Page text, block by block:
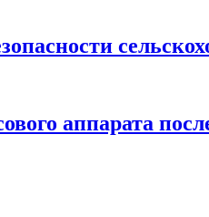
аппарата